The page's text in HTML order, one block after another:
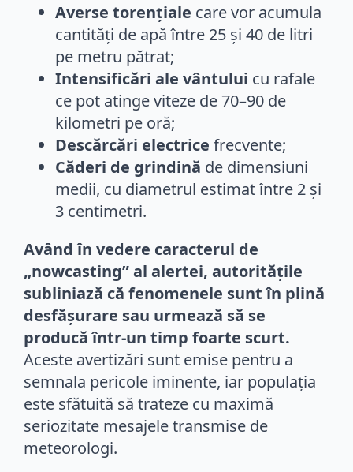
Averse torențiale care vor acumula
cantități de apă între 25 și 40 de litri
pe metru pătrat;
Intensificări ale vântului cu rafale
ce pot atinge viteze de 70–90 de
kilometri pe oră;
Descărcări electrice frecvente;
Căderi de grindină de dimensiuni
medii, cu diametrul estimat între 2 și
3 centimetri.
Având în vedere caracterul de
„nowcasting” al alertei, autoritățile
subliniază că fenomenele sunt în plină
desfășurare sau urmează să se
producă într-un timp foarte scurt.
Aceste avertizări sunt emise pentru a
semnala pericole iminente, iar populația
este sfătuită să trateze cu maximă
seriozitate mesajele transmise de
meteorologi.